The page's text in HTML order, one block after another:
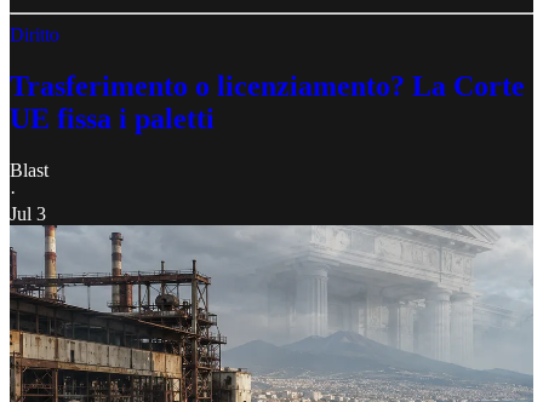
Diritto
Trasferimento o licenziamento? La Corte
UE fissa i paletti
Blast
·
Jul 3